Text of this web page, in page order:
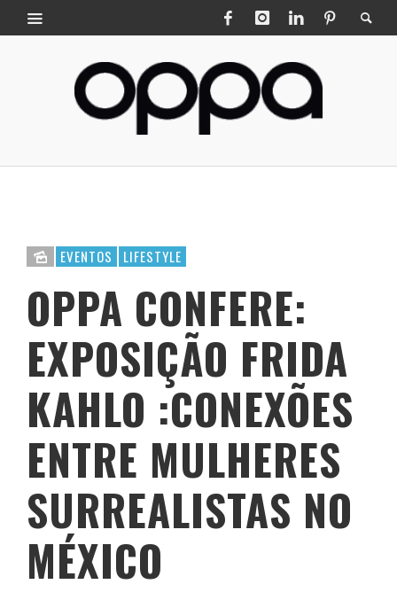
EVENTOS LIFESTYLE
OPPA CONFERE:
EXPOSIÇÃO FRIDA
KAHLO :CONEXÕES
ENTRE MULHERES
SURREALISTAS NO
MÉXICO